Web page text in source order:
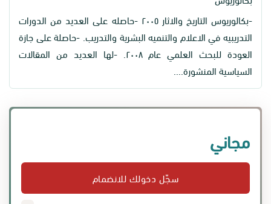
-بكالوريوس التاريخ والاثار ٢۰۰٥ -حاصله علی العديد من الدورات
التدريبيه في الاعلام والتنميه البشريۃ والتدريب. -حاصلۃ علی جازۃ
العودۃ للبحث العلمي عام ٢۰۰٨. -لها العديد من المقالات
السياسية المنشورة....
مجاني
سجّل دخولك للانضمام